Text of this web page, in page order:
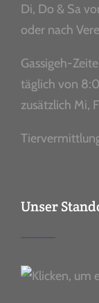
Di, Do & Sa
oder nach
Gassigeh-
täglich von
zusätzlich Mi,
Unser